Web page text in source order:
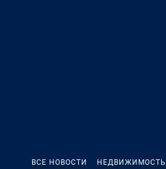
ВСЕ НОВОСТИ НЕДВИЖИМОСТЬ